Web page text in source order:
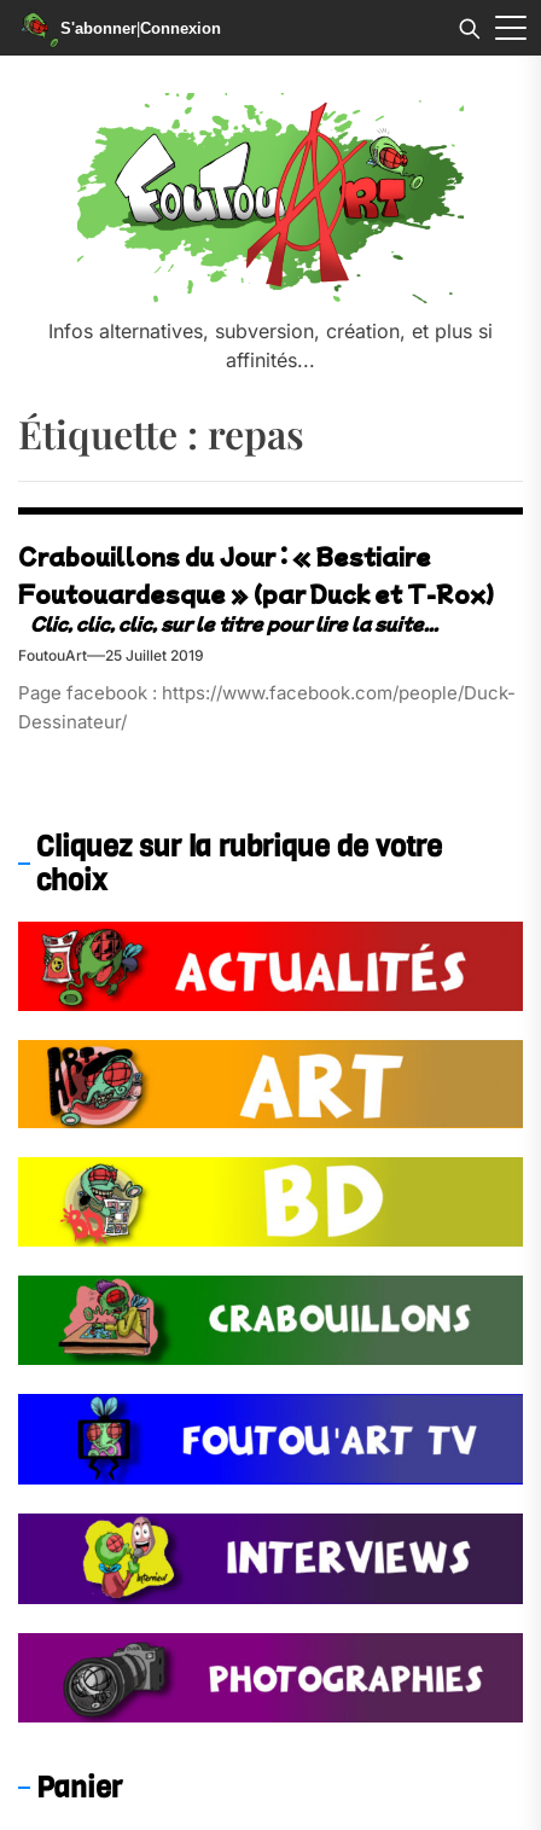
S'abonner|Connexion
Infos alternatives, subversion, création, et plus si
affinités...
Étiquette : repas
Crabouillons du Jour : « Bestiaire
Foutouardesque » (par Duck et T-Rox)
FoutouArt 25 Juillet 2019
Page facebook : https://www.facebook.com/people/Duck-
Dessinateur/
Cliquez sur la rubrique de votre
choix
Panier